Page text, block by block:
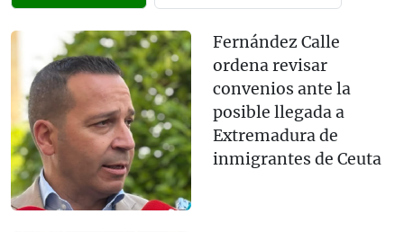
Fernández Calle
ordena revisar
convenios ante la
posible llegada a
Extremadura de
inmigrantes de Ceuta